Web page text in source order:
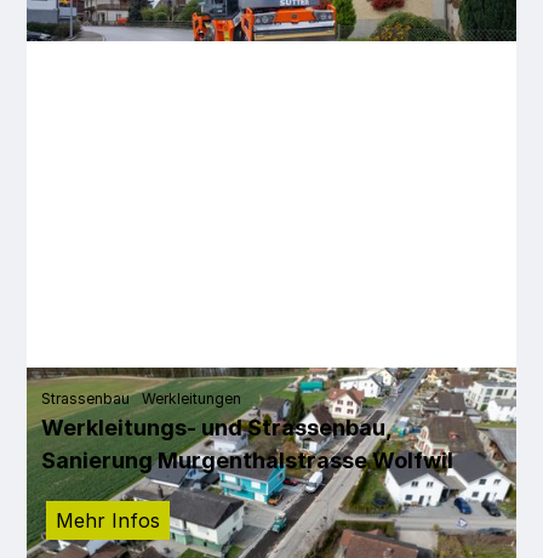
Strassenbau Werkleitungen
Werkleitungs- und Strassenbau,
Sanierung Murgenthalstrasse Wolfwil
Mehr Infos